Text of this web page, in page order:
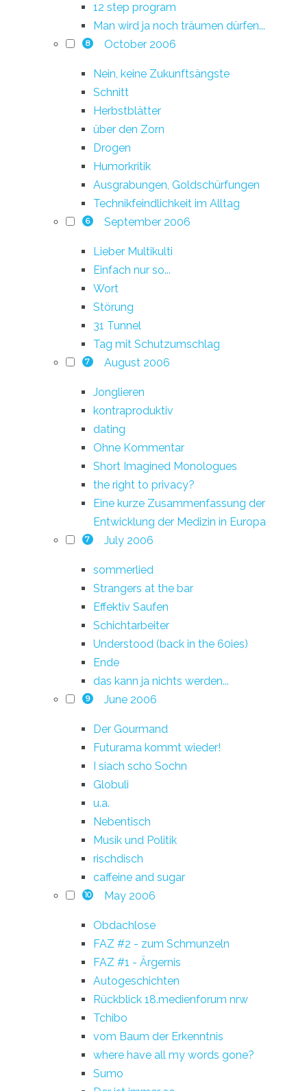
12 step program
Man wird ja noch träumen dürfen...
8 October 2006
Nein, keine Zukunftsängste
Schnitt
Herbstblätter
über den Zorn
Drogen
Humorkritik
Ausgrabungen, Goldschürfungen
Technikfeindlichkeit im Alltag
6 September 2006
Lieber Multikulti
Einfach nur so...
Wort
Störung
31 Tunnel
Tag mit Schutzumschlag
7 August 2006
Jonglieren
kontraproduktiv
dating
Ohne Kommentar
Short Imagined Monologues
the right to privacy?
Eine kurze Zusammenfassung der
Entwicklung der Medizin in Europa
7 July 2006
sommerlied
Strangers at the bar
Effektiv Saufen
Schichtarbeiter
Understood (back in the 60ies)
Ende
das kann ja nichts werden...
9 June 2006
Der Gourmand
Futurama kommt wieder!
I siach scho Sochn
Globuli
u.a.
Nebentisch
Musik und Politik
rischdisch
caffeine and sugar
10 May 2006
Obdachlose
FAZ #2 - zum Schmunzeln
FAZ #1 - Ärgernis
Autogeschichten
Rückblick 18.medienforum nrw
Tchibo
vom Baum der Erkenntnis
where have all my words gone?
Sumo